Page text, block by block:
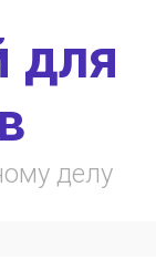
для
делу